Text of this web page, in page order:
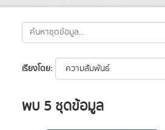
เรียงโดย
พบ 5 ชุดข้อมูล